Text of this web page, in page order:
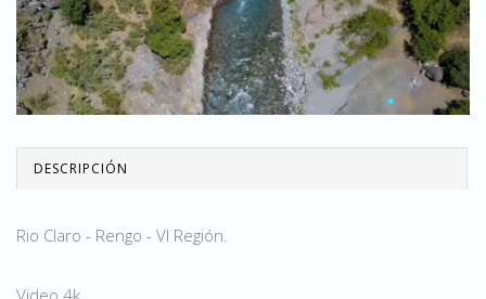
DESCRIPCIÓN
Rio Claro - Rengo - VI Región.
Video 4k.